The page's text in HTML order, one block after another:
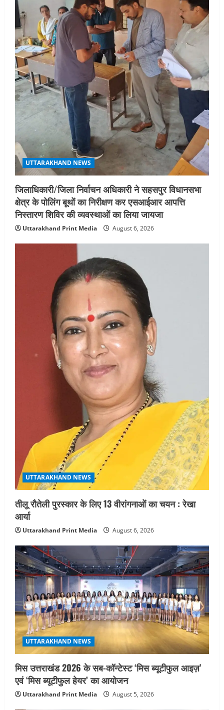
4
UTTARAKHAND NEWS
एमआईटी वर्ल्ड पीस यूनिवर्सिटी और जर्मनी के
बीएसबीआई के बीच समझौता; भारतीय छात्रों
को मिलेंगे वैश्विक अवसर
August 5, 2026
STATES NEWS
महाराज की राजस्थान के मुख्यमंत्री से
शिष्टाचार भेंट पर्यटन और सांस्कृतिक
गतिविधियों के विस्तार पर हुई चर्चा
August 4, 2026
UTTARAKHAND NEWS
जिलाधिकारी/जिला निर्वाचन अधिकारी ने सहसपुर विधानसभा
क्षेत्र के पोलिंग बूथों का निरीक्षण कर एसआईआर आपत्ति
निस्तारण शिविर की व्यवस्थाओं का लिया जायजा
Uttarakhand Print Media August 6, 2026
UTTARAKHAND NEWS
तीलू रौतेली पुरस्कार के लिए 13 वीरांगनाओं का चयन : रेखा
आर्या
Uttarakhand Print Media August 6, 2026
UTTARAKHAND NEWS
मिस उत्तराखंड 2026 के सब-कॉन्टेस्ट ‘मिस ब्यूटीफुल आइज़’
एवं ‘मिस ब्यूटीफुल हेयर’ का आयोजन
Uttarakhand Print Media August 5, 2026